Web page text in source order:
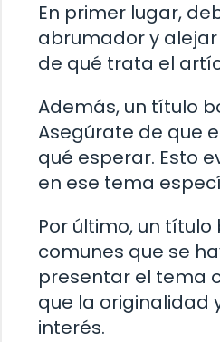
En primer lugar,
abrumador y
de qué trata el
Además, un título
Asegúrate de que
qué esperar. Esto
en ese tema
Por último, un
comunes que se
presentar el tema
que la originalidad
interés.